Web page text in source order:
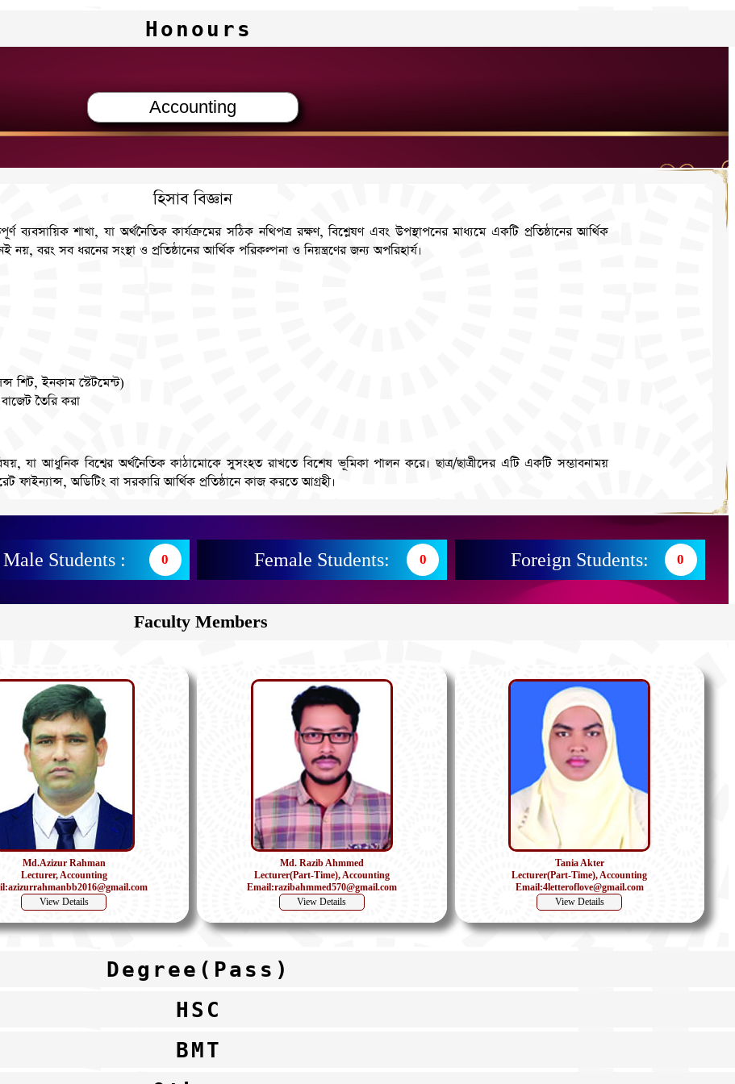
Honours
Accounting
হিসাব বিজ্ঞান
ব্যবসায়িক শাখা, যা অর্থনৈতিক কার্যক্রমের সঠিক নথিপত্র রক্ষণ, বিশ্লেষণ এবং উপস্থাপনের মাধ্যমে একটি প্রতিষ্ঠানের আর্থিক
নয়, বরং সব ধরনের সংস্থা ও প্রতিষ্ঠানের আর্থিক পরিকল্পনা ও নিয়ন্ত্রণের জন্য অপরিহার্য।
শিট, ইনকাম স্টেটমেন্ট)
তৈরি করা
যা আধুনিক বিশ্বের অর্থনৈতিক কাঠামোকে সুসংহত রাখতে বিশেষ ভূমিকা পালন করে। ছাত্র/ছাত্রীদের এটি একটি সম্ভাবনাময়
ফাইন্যান্স, অডিটিং বা সরকারি আর্থিক প্রতিষ্ঠানে কাজ করতে আগ্রহী।
Male Students : 0 Female Students: 0 Foreign Students: 0
Faculty Members
Md.Azizur Rahman
Lecturer, Accounting
View Details
Md. Razib Ahmmed
Lecturer(Part-Time), Accounting
Email:razibahmmed570@gmail.com
View Details
Tania Akter
Lecturer(Part-Time), Accounting
Email:4letteroflove@gmail.com
View Details
Degree(Pass)
HSC
BMT